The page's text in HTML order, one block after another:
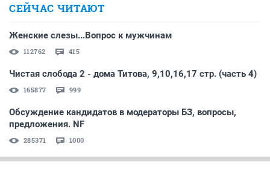
СЕЙЧАС ЧИТАЮТ
Женские слезы...Вопрос к мужчинам
112762 415
Чистая слобода 2 - дома Титова, 9,10,16,17 стр. (часть 4)
165877 999
Обсуждение кандидатов в модераторы БЗ, вопросы,
предложения. NF
285371 1000